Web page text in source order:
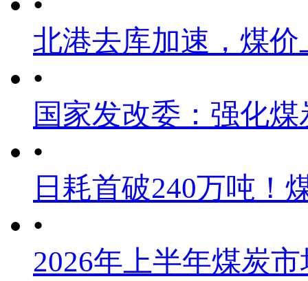
北港去库加速，煤
•
国家发改委：强化
•
日耗首破240万吨！
•
2026年上半年煤炭